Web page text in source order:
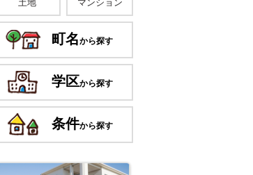
土地 マンション
町名から探す
学区から探す
条件から探す